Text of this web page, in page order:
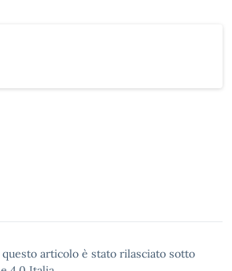
articolo è stato rilasciato sotto